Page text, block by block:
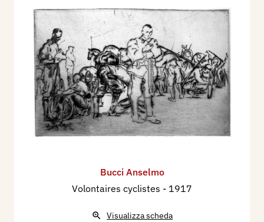
Bucci Anselmo
Volontaires cyclistes - 1917
Visualizza scheda